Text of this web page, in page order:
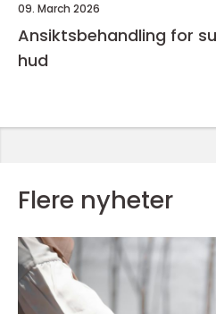
09. March 2026
Ansiktsbehandling for
hud
Flere nyheter